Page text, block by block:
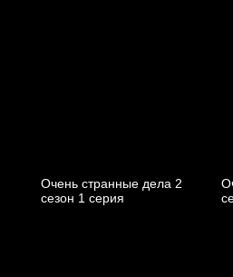
Очень странные дела 2
cезон 1 cерия